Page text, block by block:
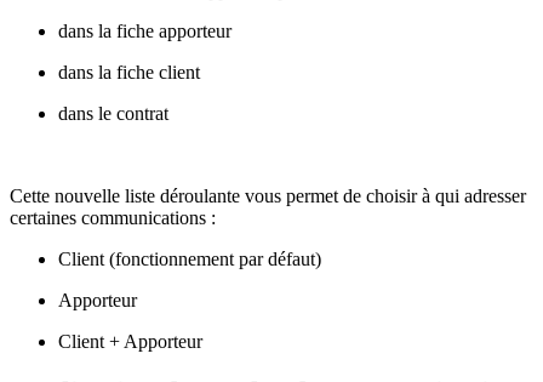
dans la fiche apporteur
dans la fiche client
dans le contrat
Cette nouvelle liste déroulante vous permet de choisir à qui adresser
certaines communications :
Client (fonctionnement par défaut)
Apporteur
Client + Apporteur